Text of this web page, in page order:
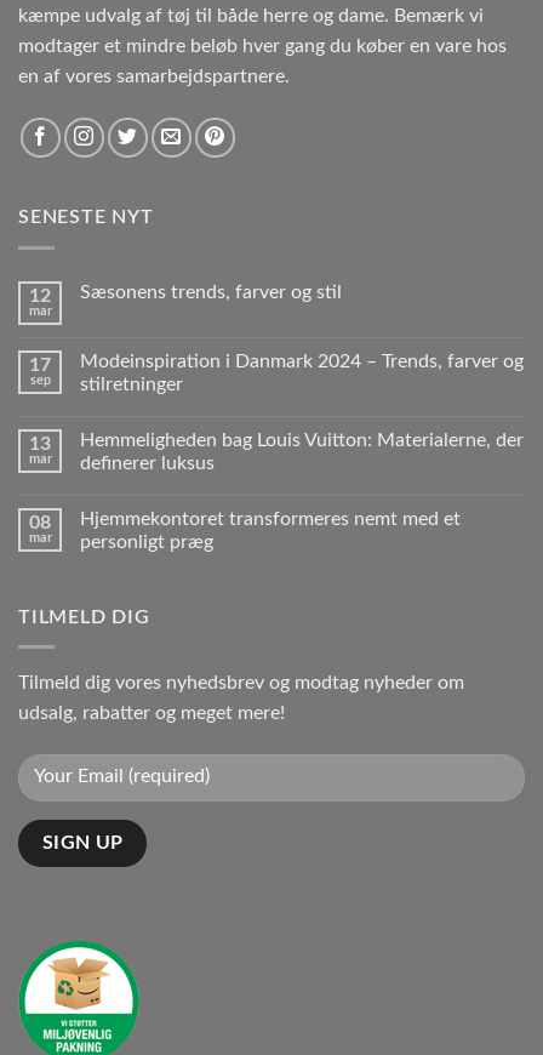
kæmpe udvalg af tøj til både herre og dame. Bemærk vi
modtager et mindre beløb hver gang du køber en vare hos
en af vores samarbejdspartnere.
SENESTE NYT
12
mar
Sæsonens trends, farver og stil
17
sep
Modeinspiration i Danmark 2024 – Trends, farver og
stilretninger
13
mar
Hemmeligheden bag Louis Vuitton: Materialerne, der
definerer luksus
08
mar
Hjemmekontoret transformeres nemt med et
personligt præg
TILMELD DIG
Tilmeld dig vores nyhedsbrev og modtag nyheder om
udsalg, rabatter og meget mere!